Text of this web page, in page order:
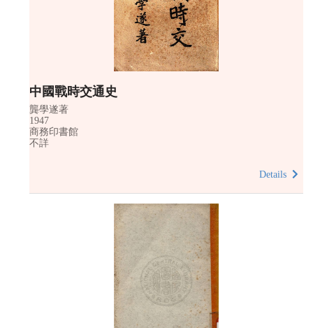
中國戰時交通史
龔學遂著
1947
商務印書館
不詳
Details